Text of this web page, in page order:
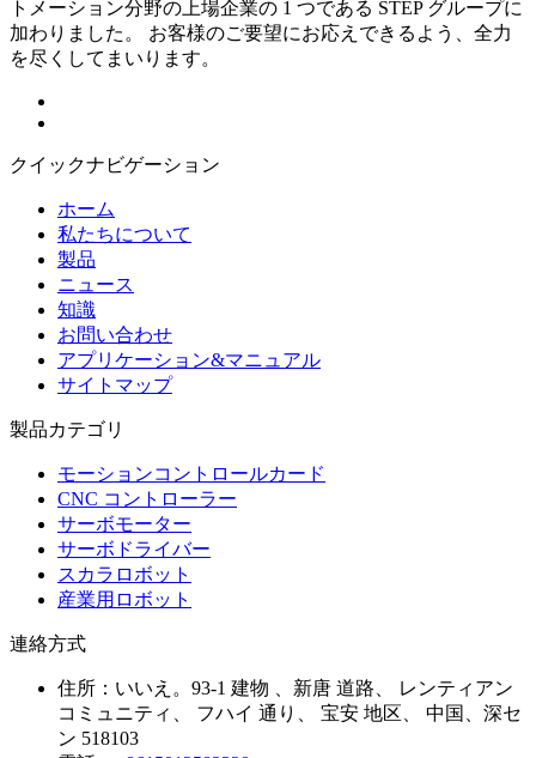
トメーション分野の上場企業の 1 つである STEP グループに
加わりました。 お客様のご要望にお応えできるよう、全力
を尽くしてまいります。
クイックナビゲーション
ホーム
私たちについて
製品
ニュース
知識
お問い合わせ
アプリケーション&マニュアル
サイトマップ
製品カテゴリ
モーションコントロールカード
CNC コントローラー
サーボモーター
サーボドライバー
スカラロボット
産業用ロボット
連絡方式
住所： いいえ。93-1 建物 、新唐 道路、 レンティアン
コミュニティ、 フハイ 通り、 宝安 地区、 中国、深セ
ン 518103